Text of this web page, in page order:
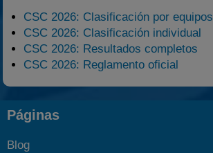
CSC 2026: Clasificación por equipos
CSC 2026: Clasificación individual
CSC 2026: Resultados completos
CSC 2026: Reglamento oficial
Páginas
Blog